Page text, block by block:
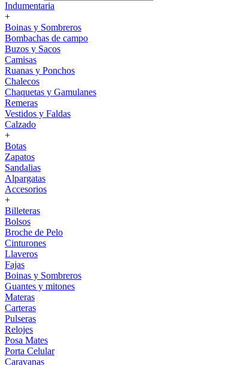
Indumentaria
+
Boinas y Sombreros
Bombachas de campo
Buzos y Sacos
Camisas
Ruanas y Ponchos
Chalecos
Chaquetas y Gamulanes
Remeras
Vestidos y Faldas
Calzado
+
Botas
Zapatos
Sandalias
Alpargatas
Accesorios
+
Billeteras
Bolsos
Broche de Pelo
Cinturones
Llaveros
Fajas
Boinas y Sombreros
Guantes y mitones
Materas
Carteras
Pulseras
Relojes
Posa Mates
Porta Celular
Caravanas